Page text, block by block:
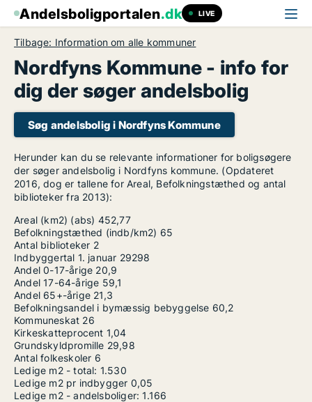
Andelsboligportalen.dk LIVE
Tilbage: Information om alle kommuner
Nordfyns Kommune - info for
dig der søger andelsbolig
Søg andelsbolig i Nordfyns Kommune
Herunder kan du se relevante informationer for boligsøgere
der søger andelsbolig i Nordfyns kommune. (Opdateret
2016, dog er tallene for Areal, Befolkningstæthed og antal
biblioteker fra 2013):
Areal (km2) (abs) 452,77
Befolkningstæthed (indb/km2) 65
Antal biblioteker 2
Indbyggertal 1. januar 29298
Andel 0-17-årige 20,9
Andel 17-64-årige 59,1
Andel 65+-årige 21,3
Befolkningsandel i bymæssig bebyggelse 60,2
Kommuneskat 26
Kirkeskatteprocent 1,04
Grundskyldpromille 29,98
Antal folkeskoler 6
Ledige m2 - total: 1.530
Ledige m2 pr indbygger 0,05
Ledige m2 - andelsboliger: 1.166